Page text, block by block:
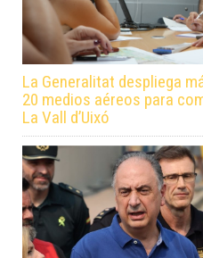
La Generalitat despliega
20 medios aéreos para
La Vall d’Uixó